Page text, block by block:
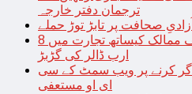
ترجمان دفتر خارجہ
صحافت پر تابڑ توڑ حملے
پاکستان کی چین سمیت مختلف ممالک کیساتھ تجارت میں 8
ارب ڈالر کی گڑبڑ
کرنے پر ویب سمٹ کے سی
ای او مستعفی